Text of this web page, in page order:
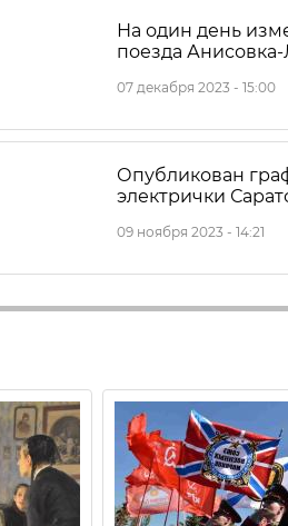
На один день
поезда
07 декабря 2023 - 15:00
Опубликован
электрички
09 ноября 2023 - 14:21